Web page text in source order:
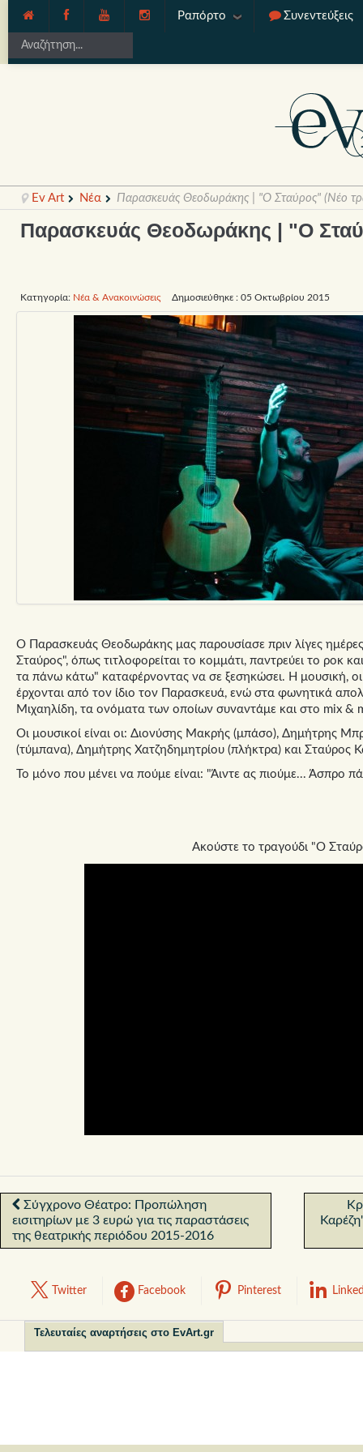
Ραπόρτο Συνεντεύξεις
Ev Art Νέα Παρασκευάς Θεοδωράκης | "Ο Σταύρος" (Νέο
Παρασκευάς Θεοδωράκης | "Ο
Κατηγορία: Νέα & Ανακοινώσεις Δημοσιεύθηκε : 05 Οκτωβρίου 2015
Ο Παρασκευάς Θεοδωράκης μας παρουσίασε πριν λίγες
Σταύρος", όπως τιτλοφορείται το κομμάτι, παντρεύει το ροκ
τα πάνω κάτω" καταφέρνοντας να σε ξεσηκώσει. Η μουσική, οι
έρχονται από τον ίδιο τον Παρασκευά, ενώ στα φωνητικά
Μιχαηλίδη, τα ονόματα των οποίων συναντάμε και στο mix &
Οι μουσικοί είναι οι: Διονύσης Μακρής (μπάσο), Δημήτρης
(τύμπανα), Δημήτρης Χατζηδημητρίου (πλήκτρα) και Σταύρος
Το μόνο που μένει να πούμε είναι: "Άιντε ας πιούμε... Άσπρο
Ακούστε το τραγούδι "Ο
Σύγχρονο Θέατρο: Προπώληση
εισιτηρίων με 3 ευρώ για τις παραστάσεις
της θεατρικής περιόδου 2015-2016
Twitter Facebook Pinterest
Τελευταίες αναρτήσεις στο EvArt.gr